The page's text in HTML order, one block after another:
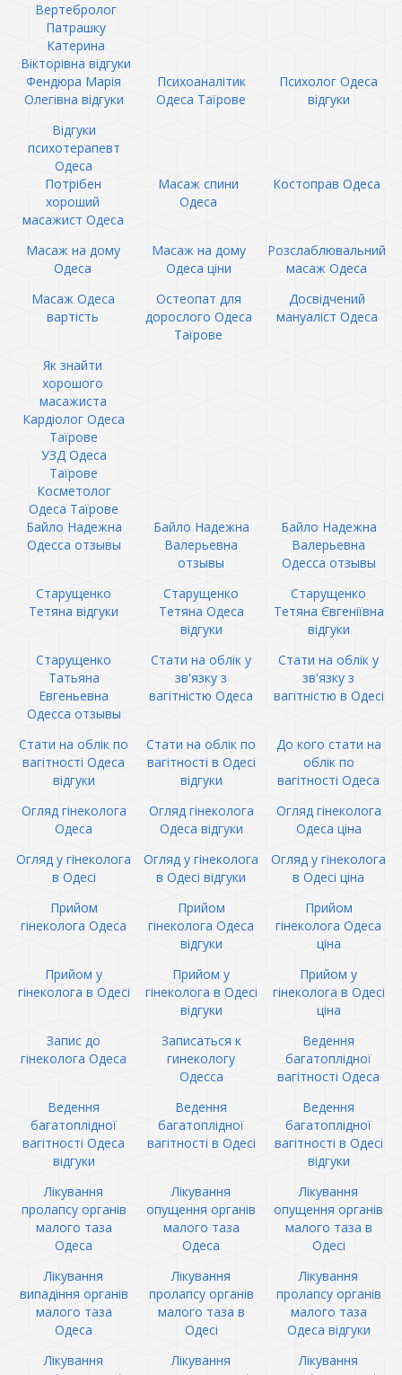
Вертебролог
Патрашку
Катерина
Вікторівна відгуки
Фендюра Марія
Олегівна відгуки
Психоаналітик
Одеса Таїрове
Психолог Одеса
відгуки
Відгуки
психотерапевт
Одеса
Потрібен
хороший
масажист Одеса
Масаж спини
Одеса
Костоправ Одеса
Масаж на дому
Одеса
Масаж на дому
Одеса ціни
Розслаблювальний
масаж Одеса
Масаж Одеса
вартість
Остеопат для
дорослого Одеса
Таїрове
Досвідчений
мануаліст Одеса
Як знайти
хорошого
масажиста
Кардіолог Одеса
Таїрове
УЗД Одеса
Таїрове
Косметолог
Одеса Таїрове
Байло Надежна
Одесса отзывы
Байло Надежна
Валерьевна
отзывы
Байло Надежна
Валерьевна
Одесса отзывы
Старущенко
Тетяна відгуки
Старущенко
Тетяна Одеса
відгуки
Старущенко
Тетяна Євгеніївна
відгуки
Старущенко
Татьяна
Евгеньевна
Одесса отзывы
Стати на облік у
зв'язку з
вагітністю Одеса
Стати на облік у
зв'язку з
вагітністю в Одесі
Стати на облік по
вагітності Одеса
відгуки
Стати на облік по
вагітності в Одесі
відгуки
До кого стати на
облік по
вагітності Одеса
Огляд гінеколога
Одеса
Огляд гінеколога
Одеса відгуки
Огляд гінеколога
Одеса ціна
Огляд у гінеколога
в Одесі
Огляд у гінеколога
в Одесі відгуки
Огляд у гінеколога
в Одесі ціна
Прийом
гінеколога Одеса
Прийом
гінеколога Одеса
відгуки
Прийом
гінеколога Одеса
ціна
Прийом у
гінеколога в Одесі
Прийом у
гінеколога в Одесі
відгуки
Прийом у
гінеколога в Одесі
ціна
Запис до
гінеколога Одеса
Записаться к
гинекологу
Одесса
Ведення
багатоплідної
вагітності Одеса
Ведення
багатоплідної
вагітності Одеса
відгуки
Ведення
багатоплідної
вагітності в Одесі
Ведення
багатоплідної
вагітності в Одесі
відгуки
Лікування
пролапсу органів
малого таза
Одеса
Лікування
опущення органів
малого таза
Одеса
Лікування
опущення органів
малого таза в
Одесі
Лікування
випадіння органів
малого таза
Одеса
Лікування
пролапсу органів
малого таза в
Одесі
Лікування
пролапсу органів
малого таза
Одеса відгуки
Лікування
Лікування
Лікування